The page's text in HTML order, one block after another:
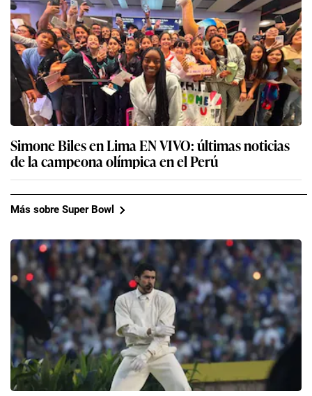
Simone Biles en Lima EN VIVO: últimas noticias
de la campeona olímpica en el Perú
Más sobre Super Bowl